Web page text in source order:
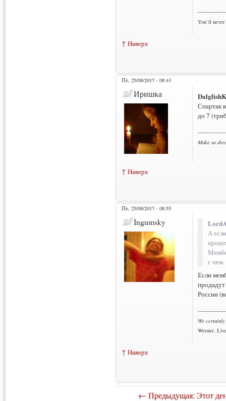
You`ll
↑ Наверх
Пт, 25/08/2017 - 08:43
Иришка
Спартак
до 7
Make us
↑ Наверх
Пт, 25/08/2017 - 08:55
Ingumsky
А
с чем.
Если
России
We
Werner,
↑ Наверх
← Предыдущая: Этот